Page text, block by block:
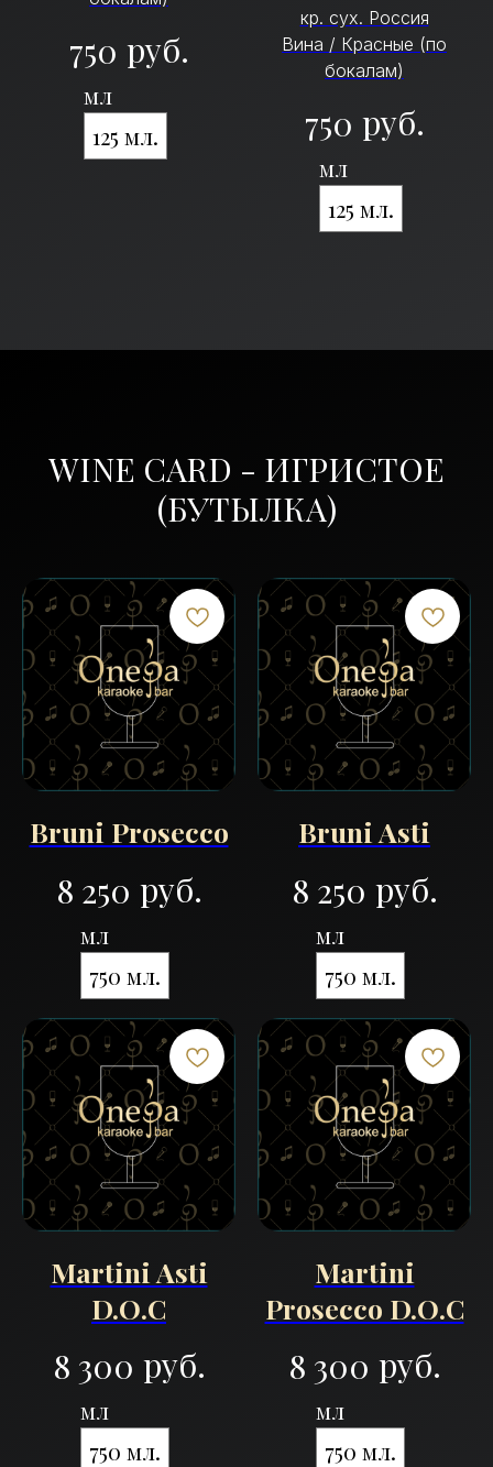
750 руб.
мл
125 мл.
кр. сух. Россия
Вина / Красные (по
бокалам)
750 руб.
мл
125 мл.
WINE CARD - ИГРИСТОЕ
(БУТЫЛКА)
Bruni Prosecco
8 250 руб.
мл
750 мл.
Bruni Asti
8 250 руб.
мл
750 мл.
Martini Asti
D.O.C
8 300 руб.
мл
750 мл.
Martini
Prosecco D.O.C
8 300 руб.
мл
750 мл.